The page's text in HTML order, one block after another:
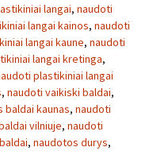
langai, naudoti
langai kainos, naudoti
langai kaune, naudoti
langai kretinga,
plastikiniai langai
, naudoti vaikiski baldai,
kaunas, naudoti
vilniuje, naudoti
, naudotos durys,